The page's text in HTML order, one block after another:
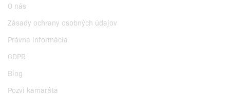
O nás
Zásady ochrany osobných údajov
Právna informácia
GDPR
Blog
Pozvi kamaráta